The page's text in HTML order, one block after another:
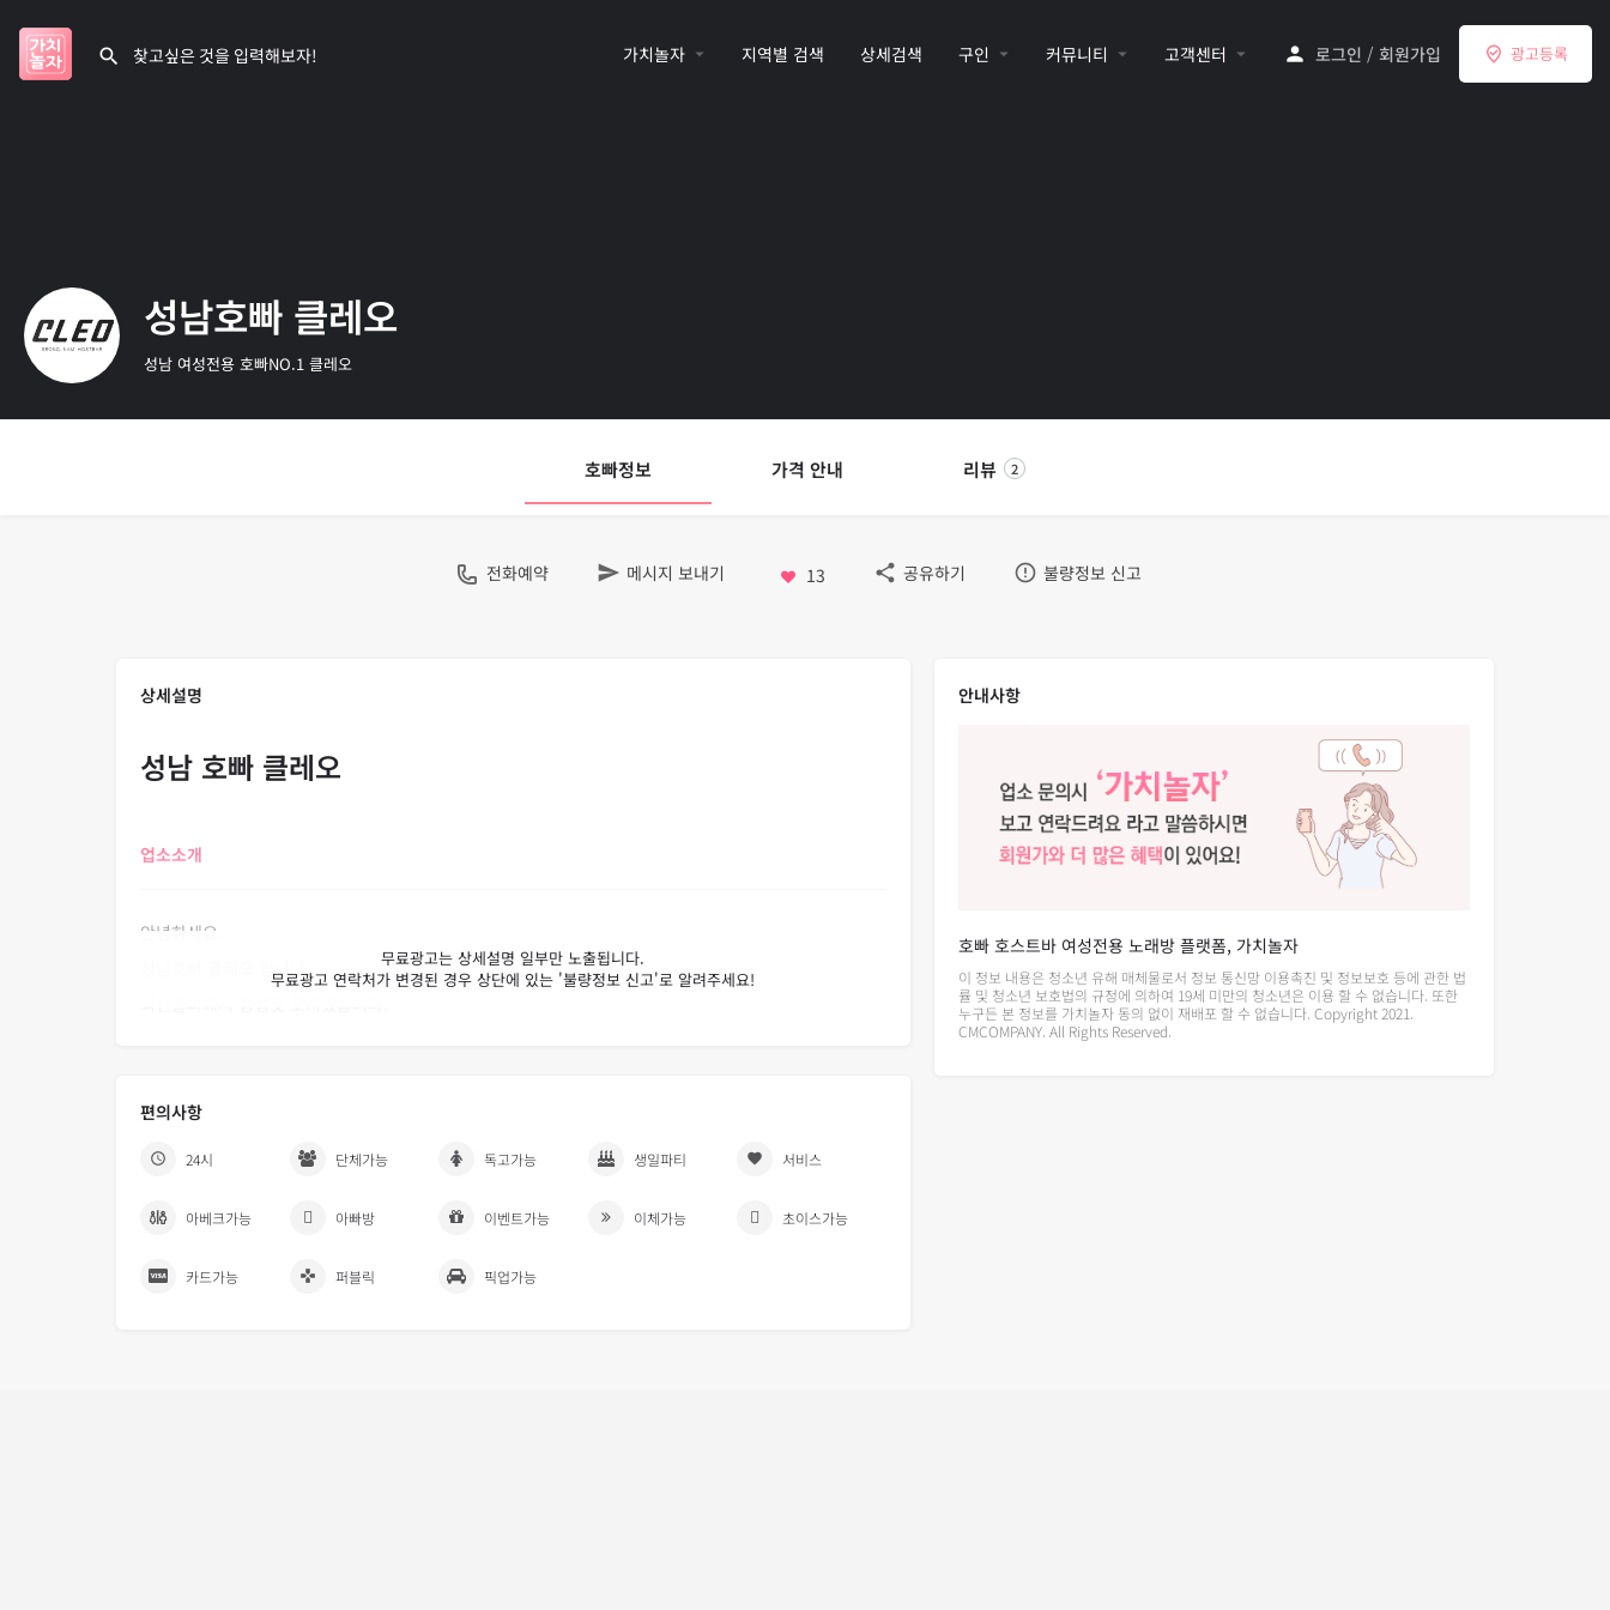
가치놀자 지역별 검색 상세검색 구인 커뮤니티 고객센터 로그인 / 회원가입 광고등록
성남호빠 클레오
성남 여성전용 호빠NO.1 클레오
호빠정보 가격 안내 리뷰 2
전화예약 메시지 보내기 13 공유하기 불량정보 신고
상세설명
성남 호빠 클레오
업소소개
안녕하세요.
입니다.
편의사항
24시 단체가능 독고가능 생일파티 서비스
아베크가능 아빠방 이벤트가능 이체가능 초이스가능
카드가능 퍼블릭 픽업가능
안내사항
호빠 호스트바 여성전용 노래방 플랫폼, 가치놀자
이 정보 내용은 청소년 유해 매체물로서 정보 통신망 이용촉진 및 정보보호 등에 관한 법
률 및 청소년 보호법의 규정에 의하여 19세 미만의 청소년은 이용 할 수 없습니다. 또한
누구든 본 정보를 가치놀자 동의 없이 재배포 할 수 없습니다. Copyright 2021.
CMCOMPANY. All Rights Reserved.